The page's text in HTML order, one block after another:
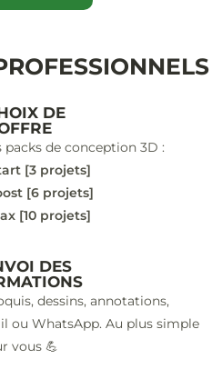
DE
de conception 3D :
[3 projets]
[6 projets]
[10 projets]
DES
dessins, annotations,
ou WhatsApp. Au plus simple
vous 💪